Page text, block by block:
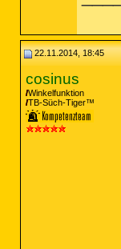
22.11.2014, 18:45
cosinus
Winkelfunktion
TB-Süch-Tiger™